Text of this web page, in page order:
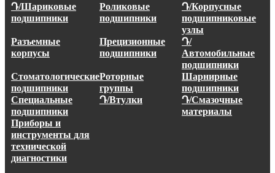
Դ/Шариковые
подшипники
Роликовые
подшипники
Դ/Корпусные
подшипниковые
узлы
Разъемные
корпусы
Прецизионные
подшипники
Դ/
Автомобильные
подшипники
Стоматологические
подшипники
Роторные
группы
Шарнирные
подшипники
Специальные
подшипники
Դ/Втулки
Դ/Смазочные
материалы
Приборы и
инструменты для
технической
диагностики